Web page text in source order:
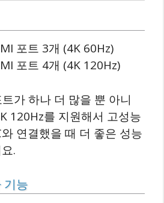
포트 3개 (4K 60Hz)
포트 4개 (4K 120Hz)
가 하나 더 많을 뿐 아니
120Hz를 지원해서 고성능
연결했을 때 더 좋은 성능
.
기능